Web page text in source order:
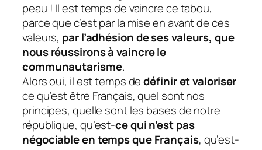
peau ! Il est temps de vaincre ce tabou,
parce que c’est par la mise en avant de ces
valeurs, par l’adhésion de ses valeurs, que
nous réussirons à vaincre le
communautarisme.
Alors oui, il est temps dedéfinir et valoriser
ce qu’est être Français, quel sont nos
principes, quelle sont les bases de notre
république, qu’est-ce qui n’est pas
négociable en temps que Français, qu’est-